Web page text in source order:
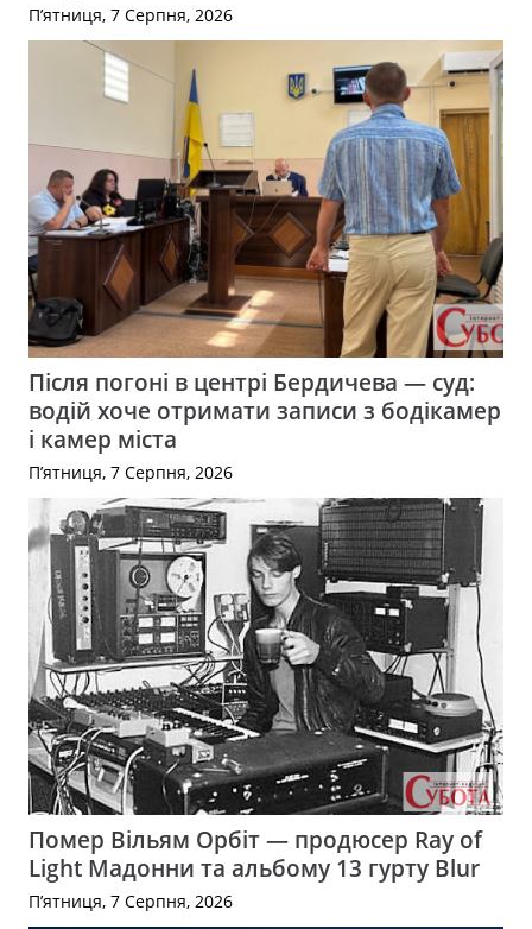
П’ятниця, 7 Серпня, 2026
Після погоні в центрі Бердичева — суд:
водій хоче отримати записи з бодікамер
і камер міста
П’ятниця, 7 Серпня, 2026
Помер Вільям Орбіт — продюсер Ray of
Light Мадонни та альбому 13 гурту Blur
П’ятниця, 7 Серпня, 2026